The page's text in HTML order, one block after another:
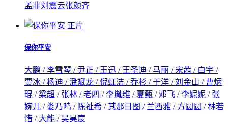
孟非刘震云张颜齐
正片
保你平安
大鹏 / 李雪琴 / 尹正 / 王迅 / 王圣迪 / 马丽 / 宋茜 / 白宇 /
贾冰 / 杨迪 / 潘斌龙 / 倪虹洁 / 乔杉 / 于洋 / 刘金山 / 曹炳
琨 / 梁超 / 张林 / 老四 / 李胤维 / 夏甄 / 邓飞 / 李妮妮 / 张
婉儿 / 娄乃鸣 / 陈祉希 / 其那日图 / 兰西雅 / 方圆圆 / 林若
惜 / 大能 / 吴昊宸